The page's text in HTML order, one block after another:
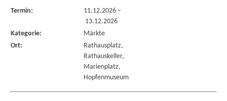
Termin: 11.12.2026–
13.12.2026
Kategorie:
Märkte
Ort:
Rathausplatz,
Rathauskeller,
Marienplatz,
Hopfenmuseum